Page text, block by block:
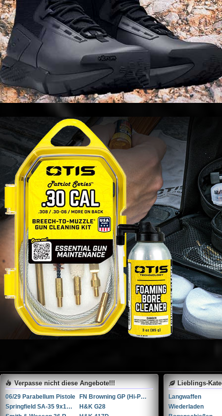
Verpasse nicht diese Angebote!!!
06/29 Parabellum Pistole
FN Browning GP (Hi-Power / GP35)
Springfield SA-35 9x19mm Parabellum/Luger/NATO
H&K G28
Lieblings-
Langwaffen
Wiederladen